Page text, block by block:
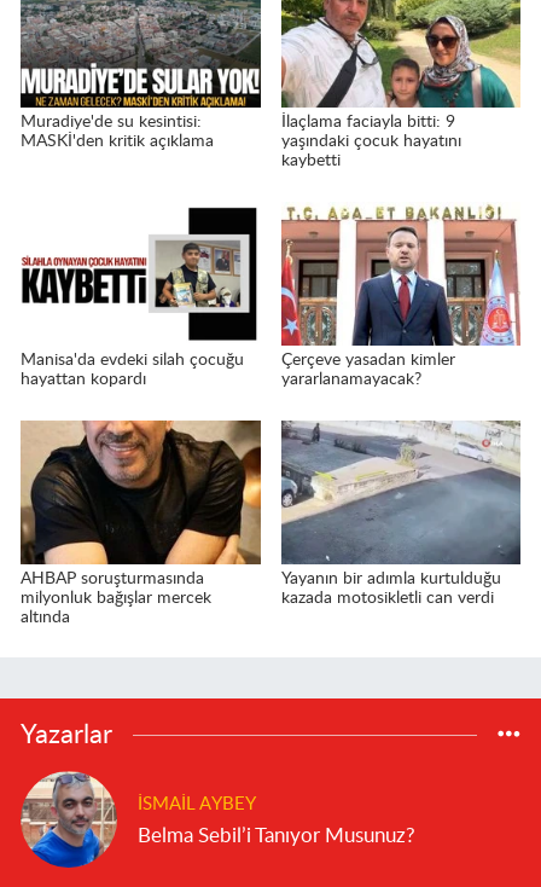
Muradiye'de su kesintisi:
MASKİ'den kritik açıklama
İlaçlama faciayla bitti: 9
yaşındaki çocuk hayatını
kaybetti
Manisa'da evdeki silah çocuğu
hayattan kopardı
Çerçeve yasadan kimler
yararlanamayacak?
AHBAP soruşturmasında
milyonluk bağışlar mercek
altında
Yayanın bir adımla kurtulduğu
kazada motosikletli can verdi
Yazarlar
İSMAIL AYBEY
Belma Sebil’i Tanıyor Musunuz?